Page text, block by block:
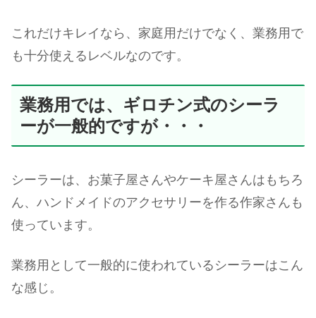
これだけキレイなら、家庭用だけでなく、業務用で
も十分使えるレベルなのです。
業務用では、ギロチン式のシーラ
ーが一般的ですが・・・
シーラーは、お菓子屋さんやケーキ屋さんはもちろ
ん、ハンドメイドのアクセサリーを作る作家さんも
使っています。
業務用として一般的に使われているシーラーはこん
な感じ。